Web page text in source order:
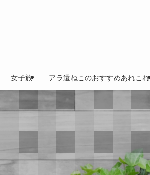
女子旅 アラ還ねこのおすすめあれこれ